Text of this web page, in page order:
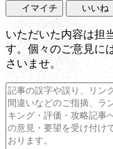
イマイチ いいね
いただいた内容は担
す。個々のご意見に
さいませ。